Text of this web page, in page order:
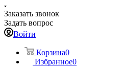
Заказать звонок
Задать вопрос
Войти
Корзина0
Избранное0